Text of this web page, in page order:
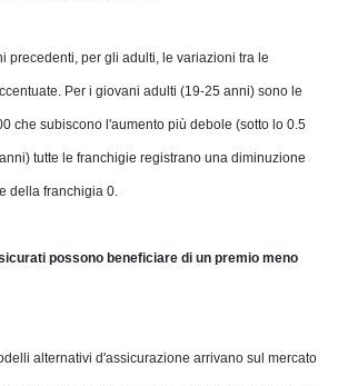
precedenti, per gli adulti, le variazioni tra le
Per i giovani adulti (19-25 anni) sono le
che subiscono l'aumento più debole (sotto lo 0.5
tutte le franchigie registrano una diminuzione
della franchigia 0.
possono beneficiare di un premio meno
alternativi d'assicurazione arrivano sul mercato